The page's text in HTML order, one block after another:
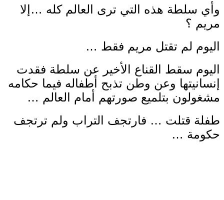
وأي سلطة هذه التي ترى العالم كله …إلا
مريم ؟
اليوم لم تقتل مريم فقط …
اليوم سقط القناع الأخير عن سلطة فقدت
إنسانيتها وعن وطن تذبح أطفاله فيما حكامه
مشغولون بتلميع صورتهم أمام العالم …
طفلة قتلت … فارتجف التراب ولم ترتجف
حكومة …